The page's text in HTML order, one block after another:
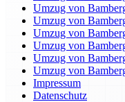
Umzug von
Umzug von
Umzug von
Umzug von
Umzug von
Umzug von
Impressum
Datenschutz